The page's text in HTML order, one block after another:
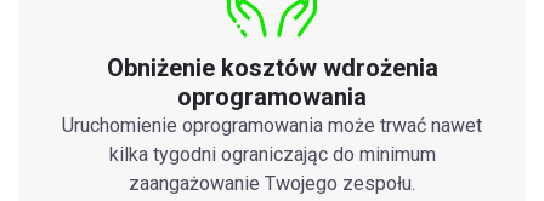
Obniżenie kosztów wdrożenia
oprogramowania
Uruchomienie oprogramowania może trwać nawet
kilka tygodni ograniczając do minimum
zaangażowanie Twojego zespołu.